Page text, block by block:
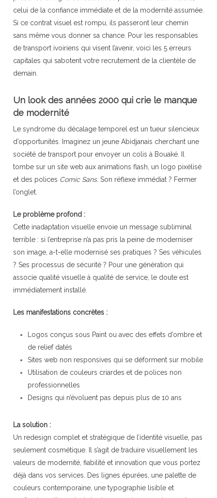
celui de la confiance immédiate et de la modernité assumée.
Si ce contrat visuel est rompu, ils passeront leur chemin
sans même vous donner sa chance. Pour les responsables
de transport ivoiriens qui visent l’avenir, voici les 5 erreurs
capitales qui sabotent votre recrutement de la clientèle de
demain.
Un look des années 2000 qui crie le manque
de modernité
Le syndrome du décalage temporel est un tueur silencieux
d’opportunités. Imaginez un jeune Abidjanais cherchant une
société de transport pour envoyer un colis à Bouaké. Il
tombe sur un site web aux animations flash, un logo pixélisé
et des polices Comic Sans. Son réflexe immédiat ? Fermer
l’onglet.
Le problème profond :
Cette inadaptation visuelle envoie un message subliminal
terrible : si l’entreprise n’a pas pris la peine de moderniser
son image, a-t-elle modernisé ses pratiques ? Ses véhicules
? Ses processus de sécurité ? Pour une génération qui
associe qualité visuelle à qualité de service, le doute est
immédiatement installé.
Les manifestations concrètes :
Logos conçus sous Paint ou avec des effets d’ombre et
de relief datés
Sites web non responsives qui se déforment sur mobile
Utilisation de couleurs criardes et de polices non
professionnelles
Designs qui n’évoluent pas depuis plus de 10 ans
La solution :
Un redesign complet et stratégique de l’identité visuelle, pas
seulement cosmétique. Il s’agit de traduire visuellement les
valeurs de modernité, fiabilité et innovation que vous portez
déjà dans vos services. Des lignes épurées, une palette de
couleurs contemporaine, une typographie lisible et